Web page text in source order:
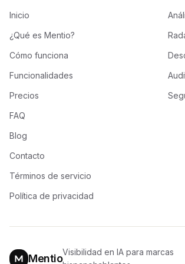
Inicio
¿Qué es Mentio?
Cómo funciona
Funcionalidades
Precios
FAQ
Blog
Contacto
Términos de servicio
Política de privacidad
Mentio
Visibilidad en IA para marcas